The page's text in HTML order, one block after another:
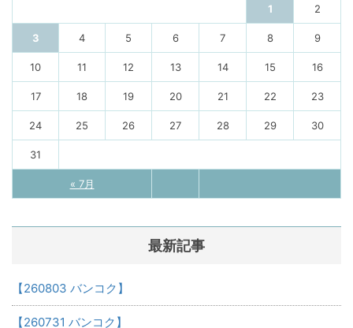
« 7月
1 2
3 4 5 6 7 8 9
10 11 12 13 14 15 16
17 18 19 20 21 22 23
24 25 26 27 28 29 30
31
最新記事
【260803 バンコク】
【260731 バンコク】